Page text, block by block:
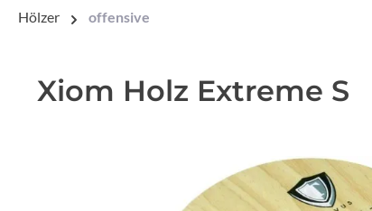
Hölzer offensive
Xiom Holz Extreme S